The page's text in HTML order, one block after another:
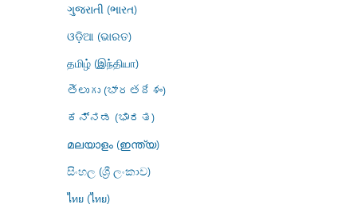
ગુજરાતી (ભારત)
ଓଡ଼ିଆ (ଭାରତ)
தமிழ் (இந்தியா)
తెలుగు (భారతదేశం)
ಕನ್ನಡ (ಭಾರತ)
മലയാളം (ഇന്ത്യ)
සිංහල (ශ්‍රී ලංකාව)
ไทย (ไทย)